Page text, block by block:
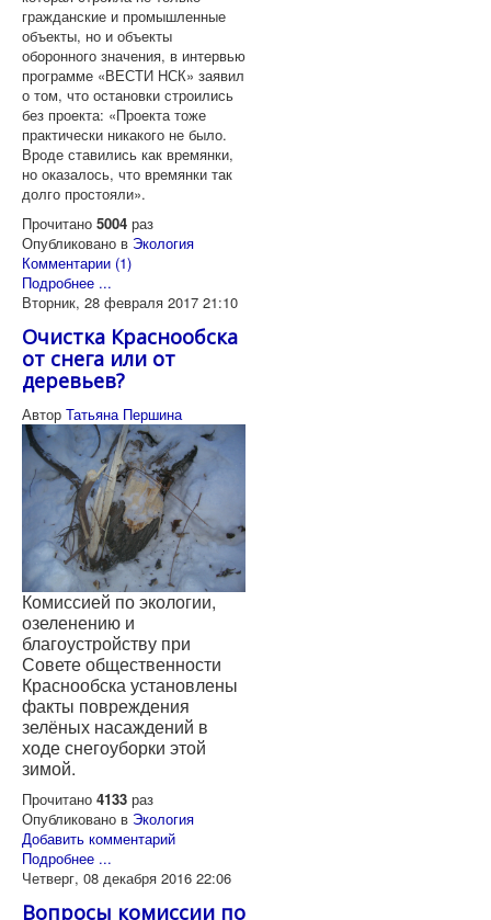
гражданские и промышленные
объекты, но и объекты
оборонного значения, в интервью
программе «ВЕСТИ НСК» заявил
о том, что остановки строились
без проекта: «Проекта тоже
практически никакого не было.
Вроде ставились как времянки,
но оказалось, что времянки так
долго простояли».
Прочитано 5004 раз
Опубликовано в Экология
Комментарии (1)
Подробнее ...
Вторник, 28 февраля 2017 21:10
Очистка Краснообска
от снега или от
деревьев?
Автор Татьяна Першина
Комиссией по экологии,
озеленению и
благоустройству при
Совете общественности
Краснообска установлены
факты повреждения
зелёных насаждений в
ходе снегоуборки этой
зимой.
Прочитано 4133 раз
Опубликовано в Экология
Добавить комментарий
Подробнее ...
Четверг, 08 декабря 2016 22:06
Вопросы комиссии по